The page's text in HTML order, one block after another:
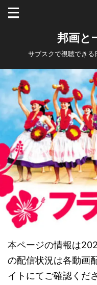
邦画と
サブスクで視聴できる
本ページの情報は
の配信状況は各動画
イトにてご確認くだ